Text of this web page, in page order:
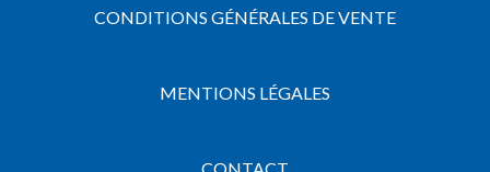
CONDITIONS GÉNÉRALES DE VENTE
MENTIONS LÉGALES